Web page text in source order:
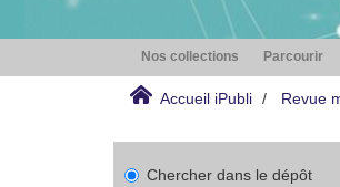
Nos collections Parcourir
Accueil iPubli Revue
Chercher dans le dépôt